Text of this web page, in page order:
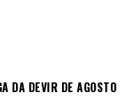
DA DEVIR DE AGOSTO